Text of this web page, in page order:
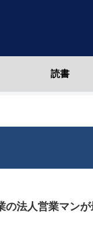
読書
の法人営業マン